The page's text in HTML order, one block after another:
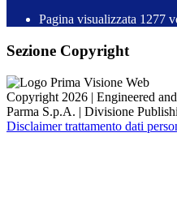
Pagina visualizzata 1277
Sezione Copyright
Copyright 2026 | Engineered
Parma S.p.A. | Divisione
Disclaimer trattamento dati